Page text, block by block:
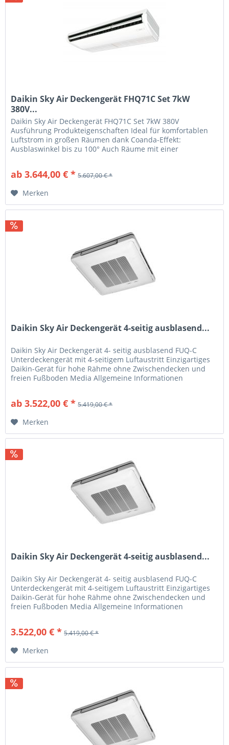
Daikin Sky Air Deckengerät FHQ71C Set 7kW
380V...
Daikin Sky Air Deckengerät FHQ71C Set 7kW 380V
Ausführung Produkteigenschaften Ideal für komfortablen
Luftstrom in großen Räumen dank Coanda-Effekt:
Ausblaswinkel bis zu 100° Auch Räume mit einer
ab 3.644,00 € * 5.607,00 € *
Merken
Daikin Sky Air Deckengerät 4-seitig ausblasend...
Daikin Sky Air Deckengerät 4- seitig ausblasend FUQ-C
Unterdeckengerät mit 4-seitigem Luftaustritt Einzigartiges
Daikin-Gerät für hohe Rähme ohne Zwischendecken und
freien Fußboden Media Allgemeine Informationen
ab 3.522,00 € * 5.419,00 € *
Merken
Daikin Sky Air Deckengerät 4-seitig ausblasend...
Daikin Sky Air Deckengerät 4- seitig ausblasend FUQ-C
Unterdeckengerät mit 4-seitigem Luftaustritt Einzigartiges
Daikin-Gerät für hohe Rähme ohne Zwischendecken und
freien Fußboden Media Allgemeine Informationen
3.522,00 € * 5.419,00 € *
Merken